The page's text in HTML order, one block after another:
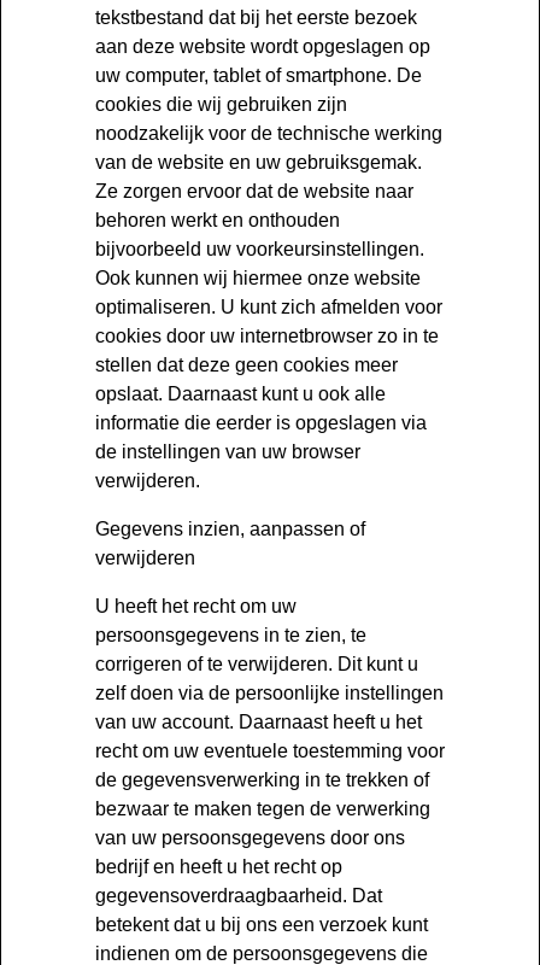
tekstbestand dat bij het eerste bezoek
aan deze website wordt opgeslagen op
uw computer, tablet of smartphone. De
cookies die wij gebruiken zijn
noodzakelijk voor de technische werking
van de website en uw gebruiksgemak.
Ze zorgen ervoor dat de website naar
behoren werkt en onthouden
bijvoorbeeld uw voorkeursinstellingen.
Ook kunnen wij hiermee onze website
optimaliseren. U kunt zich afmelden voor
cookies door uw internetbrowser zo in te
stellen dat deze geen cookies meer
opslaat. Daarnaast kunt u ook alle
informatie die eerder is opgeslagen via
de instellingen van uw browser
verwijderen.
Gegevens inzien, aanpassen of
verwijderen
U heeft het recht om uw
persoonsgegevens in te zien, te
corrigeren of te verwijderen. Dit kunt u
zelf doen via de persoonlijke instellingen
van uw account. Daarnaast heeft u het
recht om uw eventuele toestemming voor
de gegevensverwerking in te trekken of
bezwaar te maken tegen de verwerking
van uw persoonsgegevens door ons
bedrijf en heeft u het recht op
gegevensoverdraagbaarheid. Dat
betekent dat u bij ons een verzoek kunt
indienen om de persoonsgegevens die